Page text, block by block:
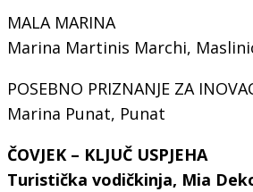
MALA MARINA
Marina Martinis Marchi,
POSEBNO PRIZNANJE ZA
Marina Punat, Punat
ČOVJEK – KLJUČ USPJEHA
Turistička vodičkinja, Mia